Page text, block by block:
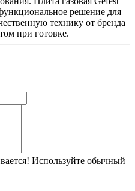
решение для
технику от бренда
при готовке.
Используйте обычный